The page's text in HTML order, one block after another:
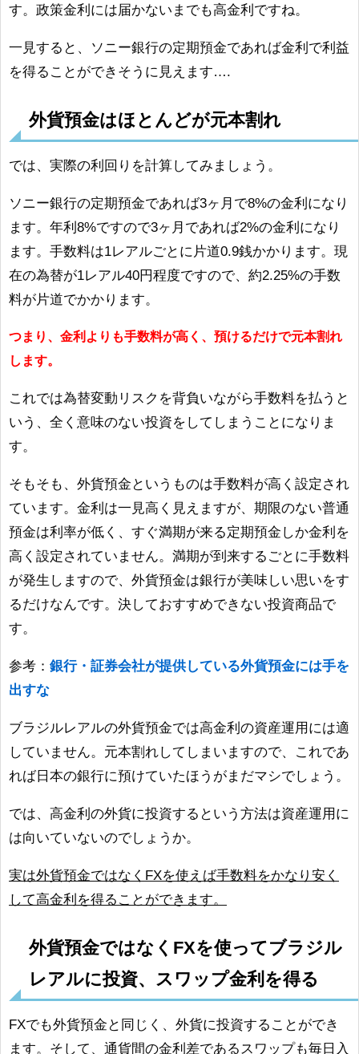
す。政策金利には届かないまでも高金利ですね。
一見すると、ソニー銀行の定期預金であれば金利で利益
を得ることができそうに見えます….
外貨預金はほとんどが元本割れ
では、実際の利回りを計算してみましょう。
ソニー銀行の定期預金であれば3ヶ月で8%の金利になり
ます。年利8%ですので3ヶ月であれば2%の金利になり
ます。手数料は1レアルごとに片道0.9銭かかります。現
在の為替が1レアル40円程度ですので、約2.25%の手数
料が片道でかかります。
つまり、金利よりも手数料が高く、預けるだけで元本割れ
します。
これでは為替変動リスクを背負いながら手数料を払うと
いう、全く意味のない投資をしてしまうことになりま
す。
そもそも、外貨預金というものは手数料が高く設定され
ています。金利は一見高く見えますが、期限のない普通
預金は利率が低く、すぐ満期が来る定期預金しか金利を
高く設定されていません。満期が到来するごとに手数料
が発生しますので、外貨預金は銀行が美味しい思いをす
るだけなんです。決しておすすめできない投資商品で
す。
参考： 銀行・証券会社が提供している外貨預金には手を
出すな
ブラジルレアルの外貨預金では高金利の資産運用には適
していません。元本割れしてしまいますので、これであ
れば日本の銀行に預けていたほうがまだマシでしょう。
では、高金利の外貨に投資するという方法は資産運用に
は向いていないのでしょうか。
実は外貨預金ではなくFXを使えば手数料をかなり安く
して高金利を得ることができます。
外貨預金ではなくFXを使ってブラジル
レアルに投資、スワップ金利を得る
FXでも外貨預金と同じく、外貨に投資することができ
ます。そして、通貨間の金利差であるスワップも毎日入